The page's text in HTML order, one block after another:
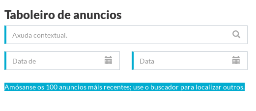
Taboleiro de anuncios
Amósanse os 100 anuncios máis recentes; use o buscador para localizar outros.